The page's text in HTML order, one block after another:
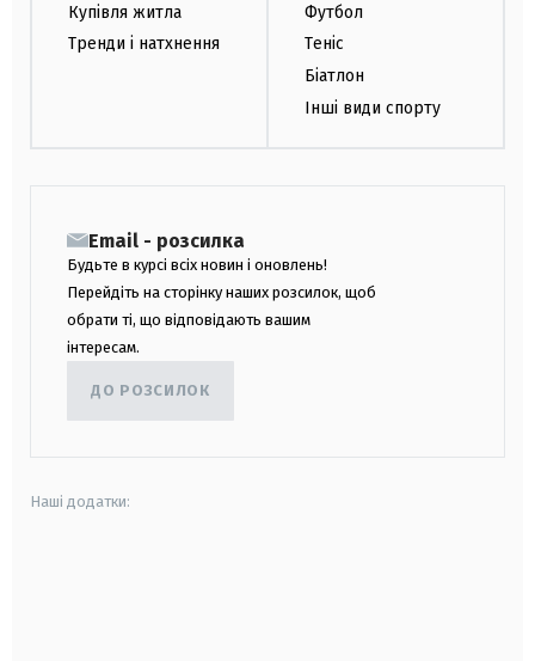
Купівля житла
Тренди і натхнення
Футбол
Теніс
Біатлон
Інші види спорту
Email - розсилка
Будьте в курсі всіх новин і оновлень!
Перейдіть на сторінку наших розсилок, щоб
обрати ті, що відповідають вашим
інтересам.
ДО РОЗСИЛОК
Наші додатки: